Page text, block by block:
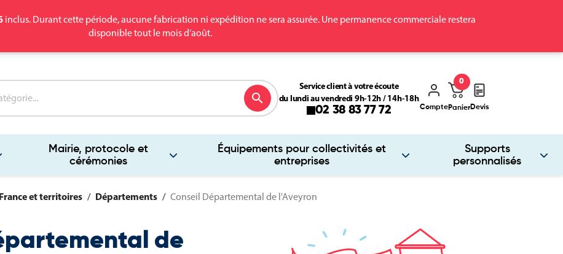
inclus. Durant cette période, aucune fabrication ni expédition ne sera assurée. Une permanence commerciale restera
disponible tout le mois d’août.
Mairie, protocole et
cérémonies
Équipements pour collectivités et
entreprises
Supports
personnalisés
search
Service client à votre écoute
du lundi au vendredi 9h-12h / 14h-18h
02 38 83 77 72 ComptePanier
0
Devis
France et territoires Départements Conseil Départemental de l'Aveyron
de